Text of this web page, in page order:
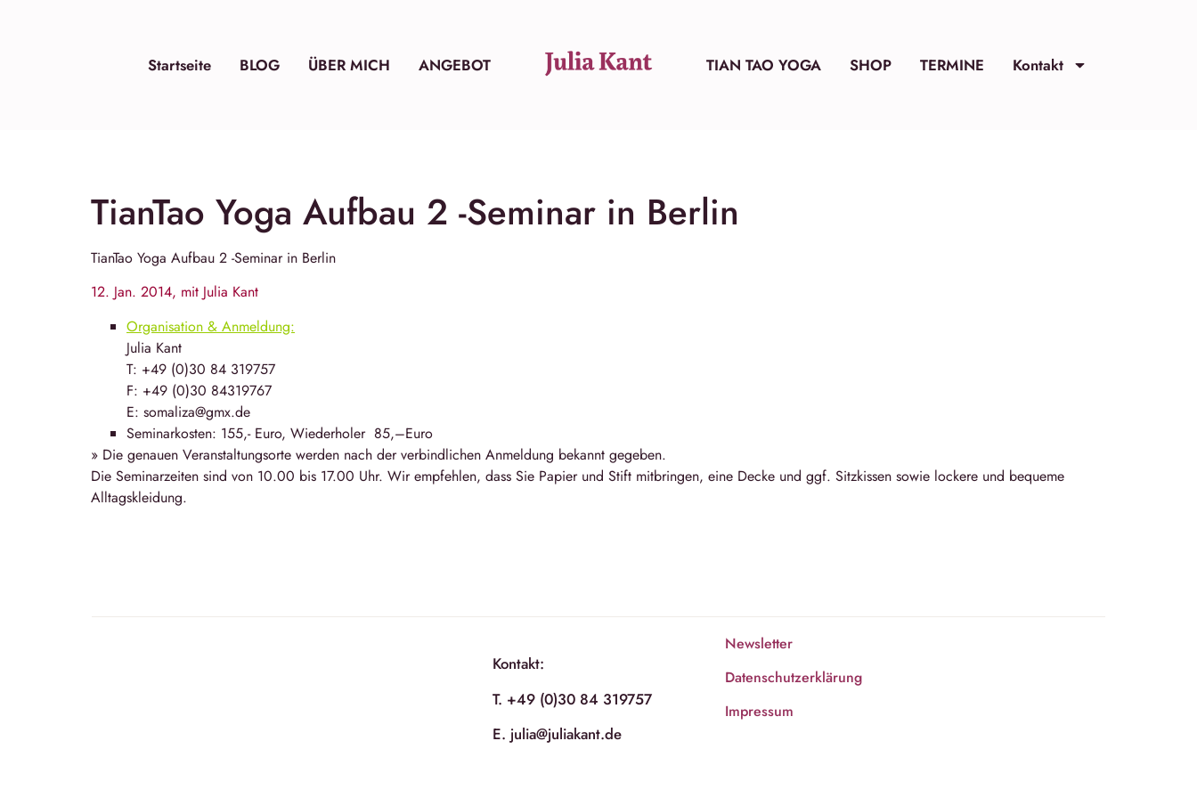
TIAN TAO YOGA SHOP TERMINE Kontakt
Startseite BLOG ÜBER MICH ANGEBOT
TianTao Yoga Aufbau 2 -Seminar in Berlin
TianTao Yoga Aufbau 2 -Seminar in Berlin
12. Jan. 2014, mit Julia Kant
Organisation & Anmeldung:
Julia Kant
T: +49 (0)30 84 319757
F: +49 (0)30 84319767
E: somaliza@gmx.de
Seminarkosten: 155,- Euro, Wiederholer 85,–Euro
» Die genauen Veranstaltungsorte werden nach der verbindlichen Anmeldung bekannt gegeben.
Die Seminarzeiten sind von 10.00 bis 17.00 Uhr. Wir empfehlen, dass Sie Papier und Stift mitbringen, eine Decke und ggf. Sitzkissen sowie lockere und bequeme
Alltagskleidung.
Kontakt:
T. +49 (0)30 84 319757
E. julia@juliakant.de
Newsletter
Datenschutzerklärung
Impressum